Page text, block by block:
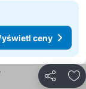
ceny